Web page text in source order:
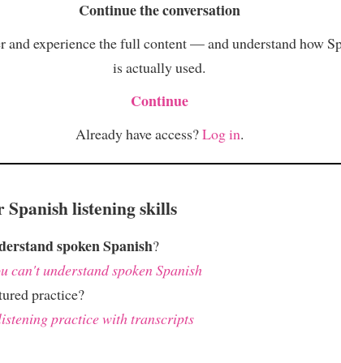
Continue the conversation
and experience the full content — and understand how
is actually used.
Continue
Already have access?Log in.
listening skills
spoken Spanish?
can't understand spoken Spanish
practice?
practice with transcripts